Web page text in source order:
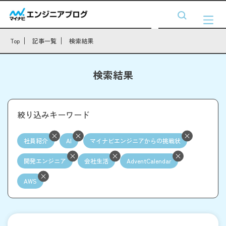
Top 記事一覧 検索結果
検索結果
絞り込みキーワード
社員紹介 AI マイナビエンジニアからの挑戦状
開発エンジニア 会社生活 AdventCalendar
AWS